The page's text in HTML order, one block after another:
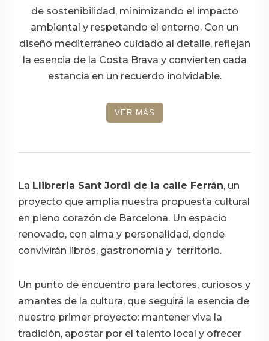
de sostenibilidad, minimizando el impacto
ambiental y respetando el entorno. Con un
diseño mediterráneo cuidado al detalle, reflejan
la esencia de la Costa Brava y convierten cada
estancia en un recuerdo inolvidable.
VER MÁS
La Llibreria Sant Jordi de la calle Ferrán, un
proyecto que amplia nuestra propuesta cultural
en pleno corazón de Barcelona. Un espacio
renovado, con alma y personalidad, donde
convivirán libros, gastronomía y territorio.
Un punto de encuentro para lectores, curiosos y
amantes de la cultura, que seguirá la esencia de
nuestro primer proyecto: mantener viva la
tradición, apostar por el talento local y ofrecer